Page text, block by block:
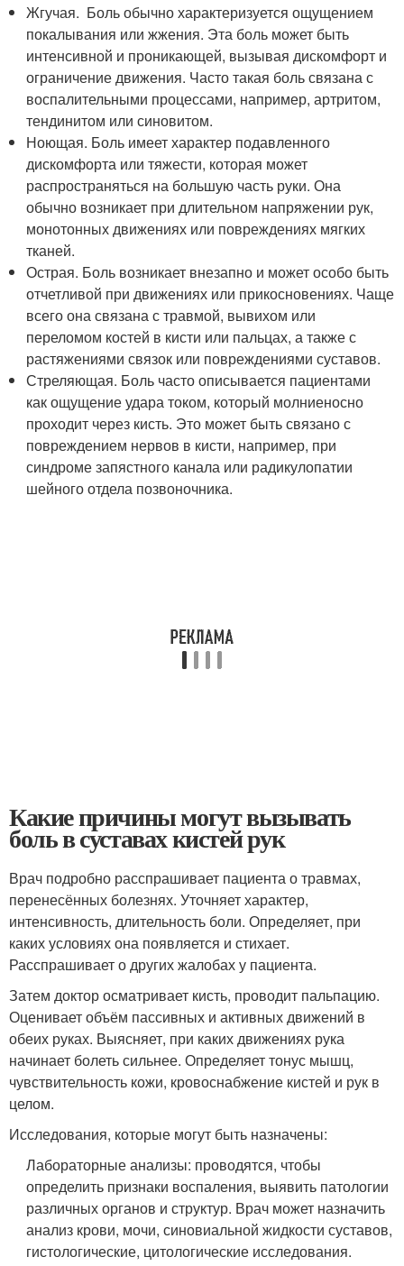
Жгучая. Боль обычно характеризуется ощущением
покалывания или жжения. Эта боль может быть
интенсивной и проникающей, вызывая дискомфорт и
ограничение движения. Часто такая боль связана с
воспалительными процессами, например, артритом,
тендинитом или синовитом.
Ноющая. Боль имеет характер подавленного
дискомфорта или тяжести, которая может
распространяться на большую часть руки. Она
обычно возникает при длительном напряжении рук,
монотонных движениях или повреждениях мягких
тканей.
Острая. Боль возникает внезапно и может особо быть
отчетливой при движениях или прикосновениях. Чаще
всего она связана с травмой, вывихом или
переломом костей в кисти или пальцах, а также с
растяжениями связок или повреждениями суставов.
Стреляющая. Боль часто описывается пациентами
как ощущение удара током, который молниеносно
проходит через кисть. Это может быть связано с
повреждением нервов в кисти, например, при
синдроме запястного канала или радикулопатии
шейного отдела позвоночника.
Какие причины могут вызывать
боль в суставах кистей рук
Врач подробно расспрашивает пациента о травмах,
перенесённых болезнях. Уточняет характер,
интенсивность, длительность боли. Определяет, при
каких условиях она появляется и стихает.
Расспрашивает о других жалобах у пациента.
Затем доктор осматривает кисть, проводит пальпацию.
Оценивает объём пассивных и активных движений в
обеих руках. Выясняет, при каких движениях рука
начинает болеть сильнее. Определяет тонус мышц,
чувствительность кожи, кровоснабжение кистей и рук в
целом.
Исследования, которые могут быть назначены:
Лабораторные анализы: проводятся, чтобы
определить признаки воспаления, выявить патологии
различных органов и структур. Врач может назначить
анализ крови, мочи, синовиальной жидкости суставов,
гистологические, цитологические исследования.